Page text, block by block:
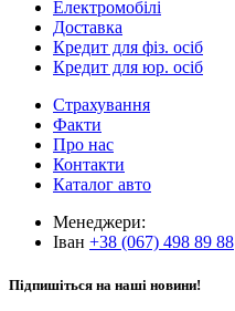
Електромобілі
Доставка
Кредит для фіз. осіб
Кредит для юр. осіб
Страхування
Факти
Про нас
Контакти
Каталог авто
Менеджери:
Іван +38 (067) 498 89 88
Підпишіться на наші новини!